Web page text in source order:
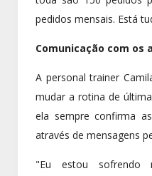
pedidos mensais. Está
Comunicação com os
A personal trainer
mudar a rotina de
ela sempre confirma
através de mensagens
"Eu estou sofrendo